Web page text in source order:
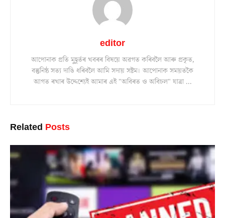
editor
আপোনাক প্ৰতি মুহূৰ্তৰ খবৰৰ বিষয়ে অৱগত কৰিবলৈ আৰু প্ৰকৃত,
বস্তুনিষ্ঠ সত্য দাঙি ধৰিবলৈ আমি সদায় সষ্টম। আপোনাক সময়তকৈ
আগত ৰখাৰ উদ্দেশ্যেই আমাৰ এই "অবিৰত ও অবিচল" যাত্ৰা ...
Related Posts